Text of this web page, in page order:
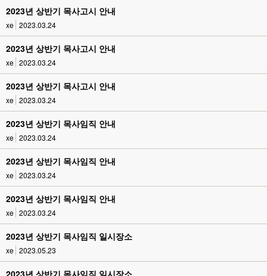
2023년 상반기 목사고시 안내
xe 2023.03.24
2023년 상반기 목사고시 안내
xe 2023.03.24
2023년 상반기 목사고시 안내
xe 2023.03.24
2023년 상반기 목사임직 안내
xe 2023.03.24
2023년 상반기 목사임직 안내
xe 2023.03.24
2023년 상반기 목사임직 안내
xe 2023.03.24
2023년 상반기 목사임직 일시장소
xe 2023.05.23